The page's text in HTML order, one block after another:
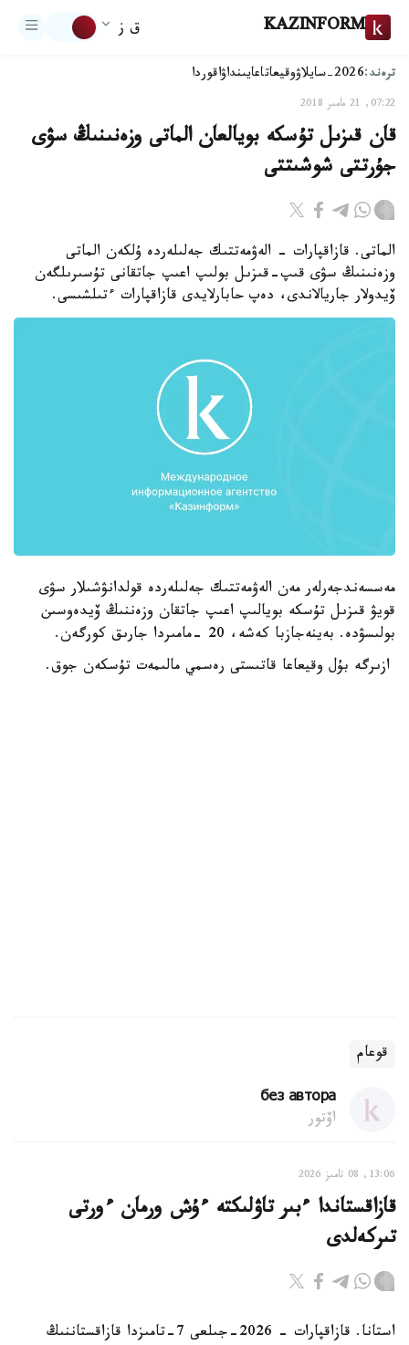
KAZINFORM ق ز
ترەند:2026-سايلاۋ وقيعاتاعايىنداۋاقوردا
07:22, 21 مامىر 2018
قان قىزىل تۇسكە بويالعان الماتى وزەنىنىڭ سۋى
جۇرتتى شوشىتتى
الماتى. قازاقپارات - الەۋمەتتىك جەلىلەردە ۇلكەن الماتى
وزەنىنىڭ سۋى قىپ-قىزىل بولىپ اعىپ جاتقانى تۇسىرىلگەن
ۆيدولار جاريالاندى، دەپ حابارلايدى قازاقپارات ءتىلشىسى.
مەسسەندجەرلەر مەن الەۋمەتتىك جەلىلەردە قولدانۋشىلار سۋى
قويۋ قىزىل تۇسكە بويالىپ اعىپ جاتقان وزەننىڭ ۆيدەوسىن
بولىسۋدە. بەينەجازبا كەشە، 20 -مامىردا جارىق كورگەن.
ازىرگە بۇل وقيعاعا قاتىستى رەسمي مالىمەت تۇسكەن جوق.
قوعام
без автора
اۆتور
13:06, 08 تامىز 2026
قازاقستاندا ءبىر تاۋلىكتە ءۇش ورمان ءورتى
تىركەلدى
استانا. قازاقپارات - 2026-جىلعى 7-تامىزدا قازاقستاننىڭ